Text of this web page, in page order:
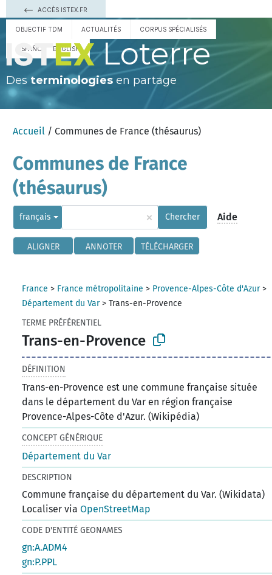
ACCÈS ISTEX.FR
OBJECTIF TDM ACTUALITÉS CORPUS SPÉCIALISÉS
ESPAÑOL ENGLISH Loterre
Des terminologies en partage
Accueil / Communes de France (thésaurus)
Communes de France
(thésaurus)
français × Chercher Aide
ALIGNER ANNOTER TÉLÉCHARGER
France > France métropolitaine > Provence-Alpes-Côte d'Azur>
Département du Var>Trans-en-Provence
TERME PRÉFÉRENTIEL
Trans-en-Provence
DÉFINITION
Trans-en-Provence est une commune française située
dans le département du Var en région française
Provence-Alpes-Côte d'Azur. (Wikipédia)
CONCEPT GÉNÉRIQUE
Département du Var
DESCRIPTION
Commune française du département du Var. (Wikidata)
Localiser viaOpenStreetMap
CODE D'ENTITÉ GEONAMES
gn:A.ADM4
gn:P.PPL